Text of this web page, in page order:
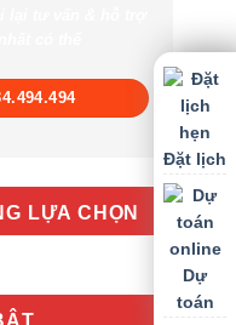
LỰA CHỌN
Đặt lịch
Dự
toán